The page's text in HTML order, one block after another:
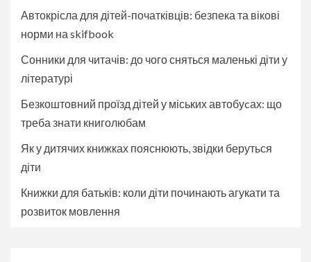
Автокрісла для дітей-початківців: безпека та вікові
норми на skifbook
Сонники для читачів: до чого сняться маленькі діти у
літературі
Безкоштовний проїзд дітей у міських автобуcах: що
треба знати книголюбам
Як у дитячих книжках пояснюють, звідки беруться
діти
Книжки для батьків: коли діти починають агукати та
розвиток мовлення